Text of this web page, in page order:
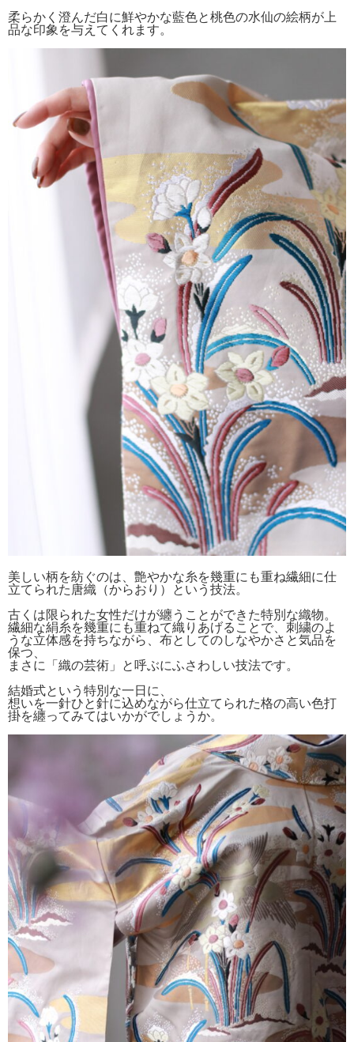
柔らかく澄んだ白に鮮やかな藍色と桃色の水仙の絵柄が上
品な印象を与えてくれます。
美しい柄を紡ぐのは、艶やかな糸を幾重にも重ね繊細に仕
立てられた唐織（からおり）という技法。
古くは限られた女性だけが纏うことができた特別な織物。
繊細な絹糸を幾重にも重ねて織りあげることで、刺繍のよ
うな立体感を持ちながら、布としてのしなやかさと気品を
保つ、
まさに「織の芸術」と呼ぶにふさわしい技法です。
結婚式という特別な一日に、
想いを一針ひと針に込めながら仕立てられた格の高い色打
掛を纏ってみてはいかがでしょうか。